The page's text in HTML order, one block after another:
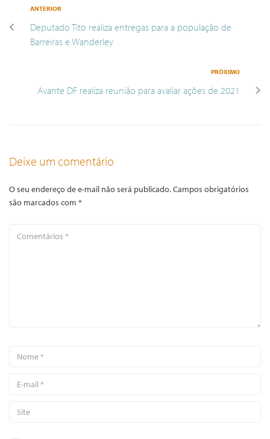
ANTERIOR
Deputado Tito realiza entregas para a população de
Barreiras e Wanderley
PRÓXIMO
Avante DF realiza reunião para avaliar ações de 2021
Deixe um comentário
O seu endereço de e-mail não será publicado.Campos obrigatórios
são marcados com *